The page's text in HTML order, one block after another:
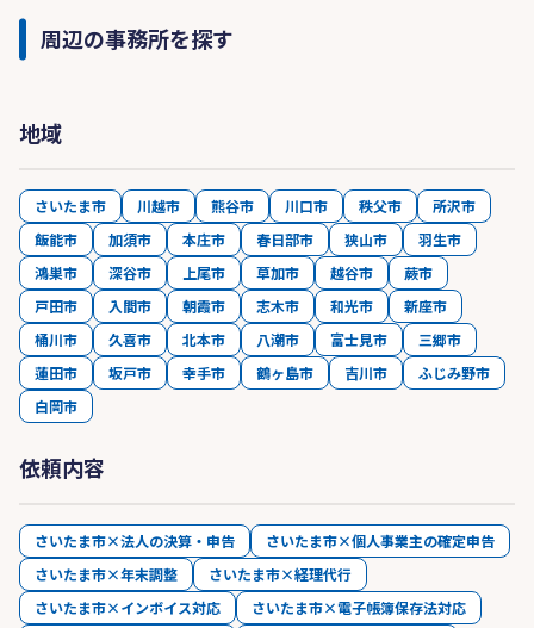
周辺の事務所を探す
地域
さいたま市 川越市 熊谷市 川口市 秩父市
所沢市
飯能市
加須市 本庄市 春日部市 狭山市
羽生市
鴻巣市
深谷市 上尾市 草加市 越谷市
蕨市
戸田市
入間市 朝霞市 志木市 和光市
新座市
桶川市
久喜市 北本市 八潮市 富士見市
三郷市
蓮田市
坂戸市 幸手市 鶴ヶ島市 吉川市
ふじみ野市
白岡市
依頼内容
さいたま市×法人の決算・申告
さいたま市×個人事業主の確定申告
さいたま市×年末調整
さいたま市×経理代行
さいたま市×インボイス対応
さいたま市×電子帳簿保存法対応